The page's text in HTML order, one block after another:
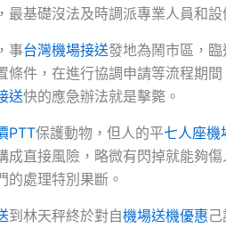
基礎沒法及時調派專業人員和設
事台灣機場接送發地為鬧市區，
條件，在進行協調申請等流程期
送快的應急辦法就是擊斃。
PTT保護動物，但人的平七人座機
成直接風險，略微有閃掉就能夠
的處理特別果斷。
到林天秤終於對自機場送機優惠